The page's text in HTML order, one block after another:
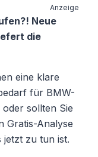
Anzeige
Neue
die
eine klare
für BMW-
sollten Sie
Gratis-Analyse
jetzt zu tun ist.